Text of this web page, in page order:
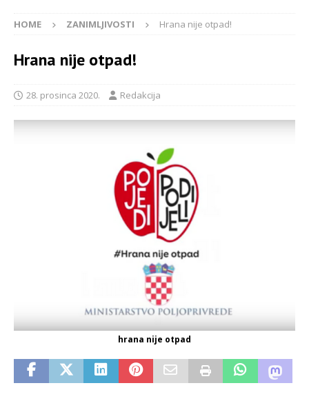
HOME ZANIMLJIVOSTI Hrana nije otpad!
Hrana nije otpad!
28. prosinca 2020. Redakcija
hrana nije otpad